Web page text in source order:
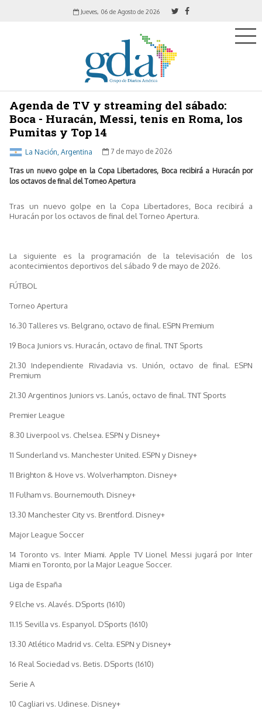
Jueves, 06 de Agosto de 2026
Agenda de TV y streaming del sábado:
Boca - Huracán, Messi, tenis en Roma, los
Pumitas y Top 14
La Nación, Argentina 7 de mayo de 2026
Tras un nuevo golpe en la Copa Libertadores, Boca recibirá a Huracán por
los octavos de final del Torneo Apertura
Tras un nuevo golpe en la Copa Libertadores, Boca recibirá a
Huracán por los octavos de final del Torneo Apertura.
La siguiente es la programación de la televisación de los
acontecimientos deportivos del sábado 9 de mayo de 2026.
FÚTBOL
Torneo Apertura
16.30 Talleres vs. Belgrano, octavo de final. ESPN Premium
19 Boca Juniors vs. Huracán, octavo de final. TNT Sports
21.30 Independiente Rivadavia vs. Unión, octavo de final. ESPN
Premium
21.30 Argentinos Juniors vs. Lanús, octavo de final. TNT Sports
Premier League
8.30 Liverpool vs. Chelsea. ESPN y Disney+
11 Sunderland vs. Manchester United. ESPN y Disney+
11 Brighton & Hove vs. Wolverhampton. Disney+
11 Fulham vs. Bournemouth. Disney+
13.30 Manchester City vs. Brentford. Disney+
Major League Soccer
14 Toronto vs. Inter Miami. Apple TV Lionel Messi jugará por Inter
Miami en Toronto, por la Major League Soccer.
Liga de España
9 Elche vs. Alavés. DSports (1610)
11.15 Sevilla vs. Espanyol. DSports (1610)
13.30 Atlético Madrid vs. Celta. ESPN y Disney+
16 Real Sociedad vs. Betis. DSports (1610)
Serie A
10 Cagliari vs. Udinese. Disney+